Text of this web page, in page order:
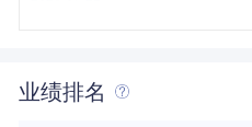
业绩排名